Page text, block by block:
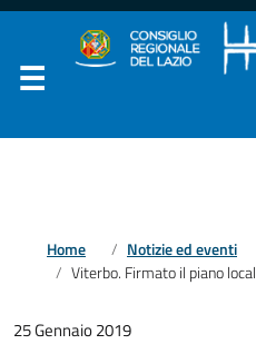
Home Notizie ed eventi
Viterbo. Firmato il piano locale di prevenzione delle condotte suicidarie in carcere
25 Gennaio 2019